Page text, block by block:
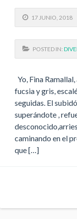
17 JUNIO, 2018
POSTED IN:
Yo, Fina
fucsia y gris,
seguidas. El
superándote ,
caminando en el
que […]